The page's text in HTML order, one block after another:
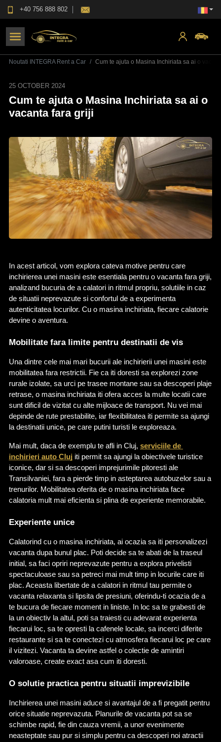
+40 756 888 802
Noutati INTEGRA Rent a Car Cum te ajuta o Masina Inchiriata sa ai o
25 OCTOBER 2024
Cum te ajuta o Masina Inchiriata sa ai o
vacanta fara griji
In acest articol, vom explora cateva motive pentru care
inchirierea unei masini este esentiala pentru o vacanta fara griji,
analizand bucuria de a calatori in ritmul propriu, solutiile in caz
de situatii neprevazute si confortul de a experimenta
autenticitatea locurilor. Cu o masina inchiriata, fiecare calatorie
devine o aventura.
Mobilitate fara limite pentru destinatii de vis
Una dintre cele mai mari bucurii ale inchirierii unei masini este
mobilitatea fara restrictii. Fie ca iti doresti sa explorezi zone
rurale izolate, sa urci pe trasee montane sau sa descoperi plaje
retrase, o masina inchiriata iti ofera acces la multe locatii care
sunt dificil de vizitat cu alte mijloace de transport. Nu vei mai
depinde de rute prestabilite, iar flexibilitatea iti permite sa ajungi
la destinatii unice, pe care putini turisti le exploreaza.
Mai mult, daca de exemplu te afli in Cluj,
serviciile de
inchirieri auto Cluj iti permit sa ajungi la obiectivele turistice
iconice, dar si sa descoperi imprejurimile pitoresti ale
Transilvaniei, fara a pierde timp in asteptarea autobuzelor sau a
trenurilor. Mobilitatea oferita de o masina inchiriata face
calatoria mult mai eficienta si plina de experiente memorabile.
Experiente unice
Calatorind cu o masina inchiriata, ai ocazia sa iti personalizezi
vacanta dupa bunul plac. Poti decide sa te abati de la traseul
initial, sa faci opriri neprevazute pentru a explora privelisti
spectaculoase sau sa petreci mai mult timp in locurile care iti
plac. Aceasta libertate de a calatori in ritmul tau permite o
vacanta relaxanta si lipsita de presiuni, oferindu-ti ocazia de a
te bucura de fiecare moment in liniste. In loc sa te grabesti de
la un obiectiv la altul, poti sa traiesti cu adevarat experienta
fiecarui loc, sa te opresti la cafenele locale, sa incerci diferite
restaurante si sa te conectezi cu atmosfera fiecarui loc pe care
il vizitezi. Vacanta ta devine astfel o colectie de amintiri
valoroase, create exact asa cum iti doresti.
O solutie practica pentru situatii imprevizibile
Inchirierea unei masini aduce si avantajul de a fi pregatit pentru
orice situatie neprevazuta. Planurile de vacanta pot sa se
schimbe rapid, fie din cauza vremii, a unor evenimente
neasteptate sau pur si simplu pentru ca descoperi noi atractii